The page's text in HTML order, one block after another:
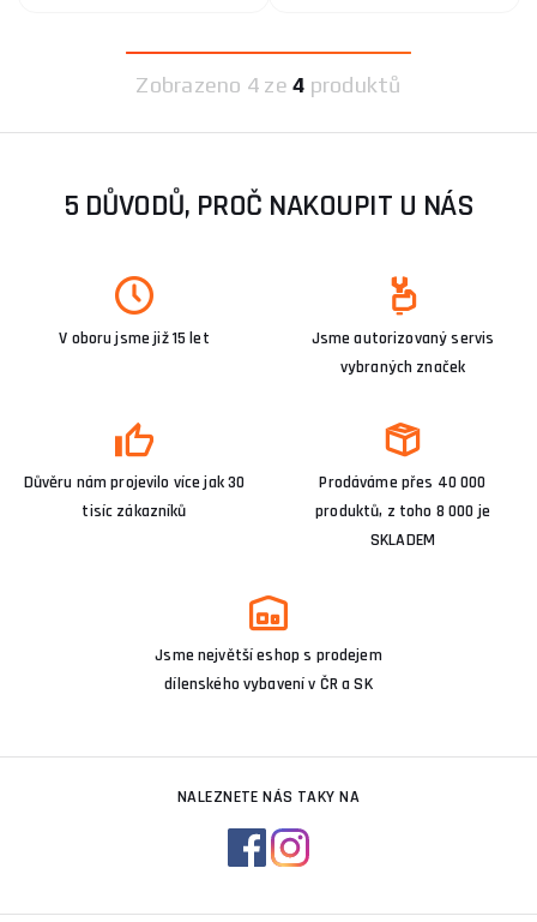
Zobrazeno 4 ze4 produktů
5 DŮVODŮ, PROČ NAKOUPIT U NÁS
V oboru jsme již 15 let
Jsme autorizovaný servis
vybraných značek
Důvěru nám projevilo více jak 30
tisíc zákazníků
Prodáváme přes 40 000
produktů, z toho 8 000 je
SKLADEM
Jsme největší eshop s prodejem
dílenského vybavení v ČR a SK
NALEZNETE NÁS TAKY NA